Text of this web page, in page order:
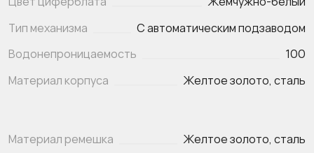
Тип механизма
С автоматическим подзаводом
Водонепроницаемость
100
Материал корпуса
Желтое золото, сталь
Материал ремешка
Желтое золото, сталь